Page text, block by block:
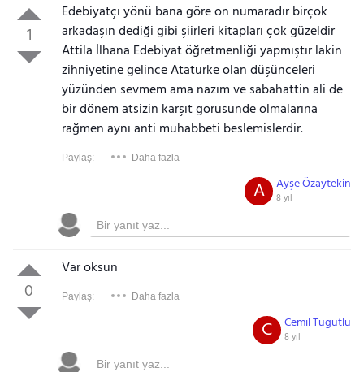
1
Edebiyatçı yönü bana göre on numaradır birçok
arkadaşın dediği gibi şiirleri kitapları çok güzeldir
Attila İlhana Edebiyat öğretmenliği yapmıştır lakin
zihniyetine gelince Ataturke olan düşünceleri
yüzünden sevmem ama nazım ve sabahattin ali de
bir dönem atsizin karşıt gorusunde olmalarına
rağmen aynı anti muhabbeti beslemislerdir.
Paylaş: Daha fazla
Ayşe Özaytekin
8 yıl
A
0
Var oksun
Paylaş: Daha fazla
Cemil Tugutlu
8 yıl
C